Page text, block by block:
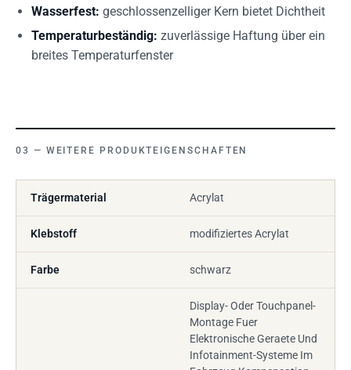
Wasserfest: geschlossenzelliger Kern bietet Dichtheit
Temperaturbeständig: zuverlässige Haftung über ein
breites Temperaturfenster
WEITERE PRODUKTEIGENSCHAFTEN
Trägermaterial Acrylat
Klebstoff modifiziertes Acrylat
Farbe schwarz
Display- Oder Touchpanel-
Montage Fuer
Elektronische Geraete Und
Infotainment-Systeme Im